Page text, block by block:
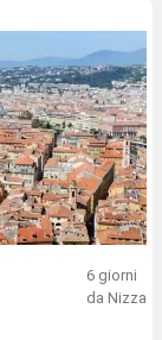
6 giorni
da Nizza